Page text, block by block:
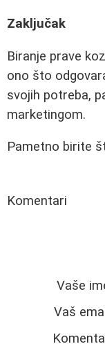
Zaključak
Biranje prave
ono što
svojih potreba,
marketingom.
Pametno birite
Komentari
Vaše
Vaš